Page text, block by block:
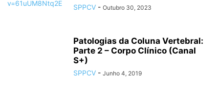
SPPCV - Outubro 30, 2023
Patologias da Coluna Vertebral:
Parte 2 – Corpo Clínico (Canal
S+)
SPPCV - Junho 4, 2019